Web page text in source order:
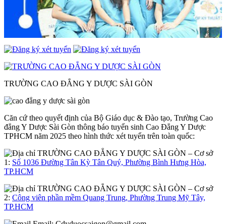
TRƯỜNG CAO ĐẲNG Y DƯỢC SÀI GÒN
Căn cứ theo quyết định của Bộ Giáo dục & Đào tạo, Trường Cao
đẳng Y Dược Sài Gòn thông báo tuyển sinh Cao Đẳng Y Dược
TPHCM năm 2025 theo hình thức xét tuyển trên toàn quốc:
– Cơ sở
1: Số 1036 Đường Tân Kỳ Tân Quý, Phường Bình Hưng Hòa,
TP.HCM
– Cơ sở
2: Công viên phần mềm Quang Trung, Phường Trung Mỹ Tây,
TP.HCM